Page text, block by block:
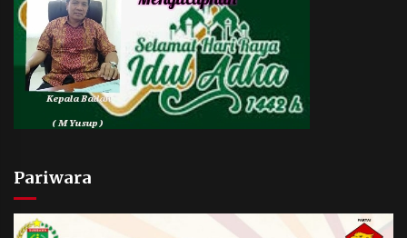
Pariwara